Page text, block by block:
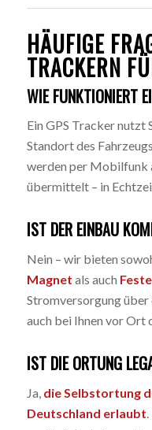
HÄUFIGE
TRACKERN
WIE FUNKTIONIERT
Ein GPS Tracker nutzt
Standort des
werden per Mobilfunk
übermittelt – in
IST DER EINBAU
Nein – wir bieten
Magnet als auch
Stromversorgung über
auch bei Ihnen vor Ort
IST DIE ORTUNG
Ja, die Selbstortung
Deutschland erlaubt